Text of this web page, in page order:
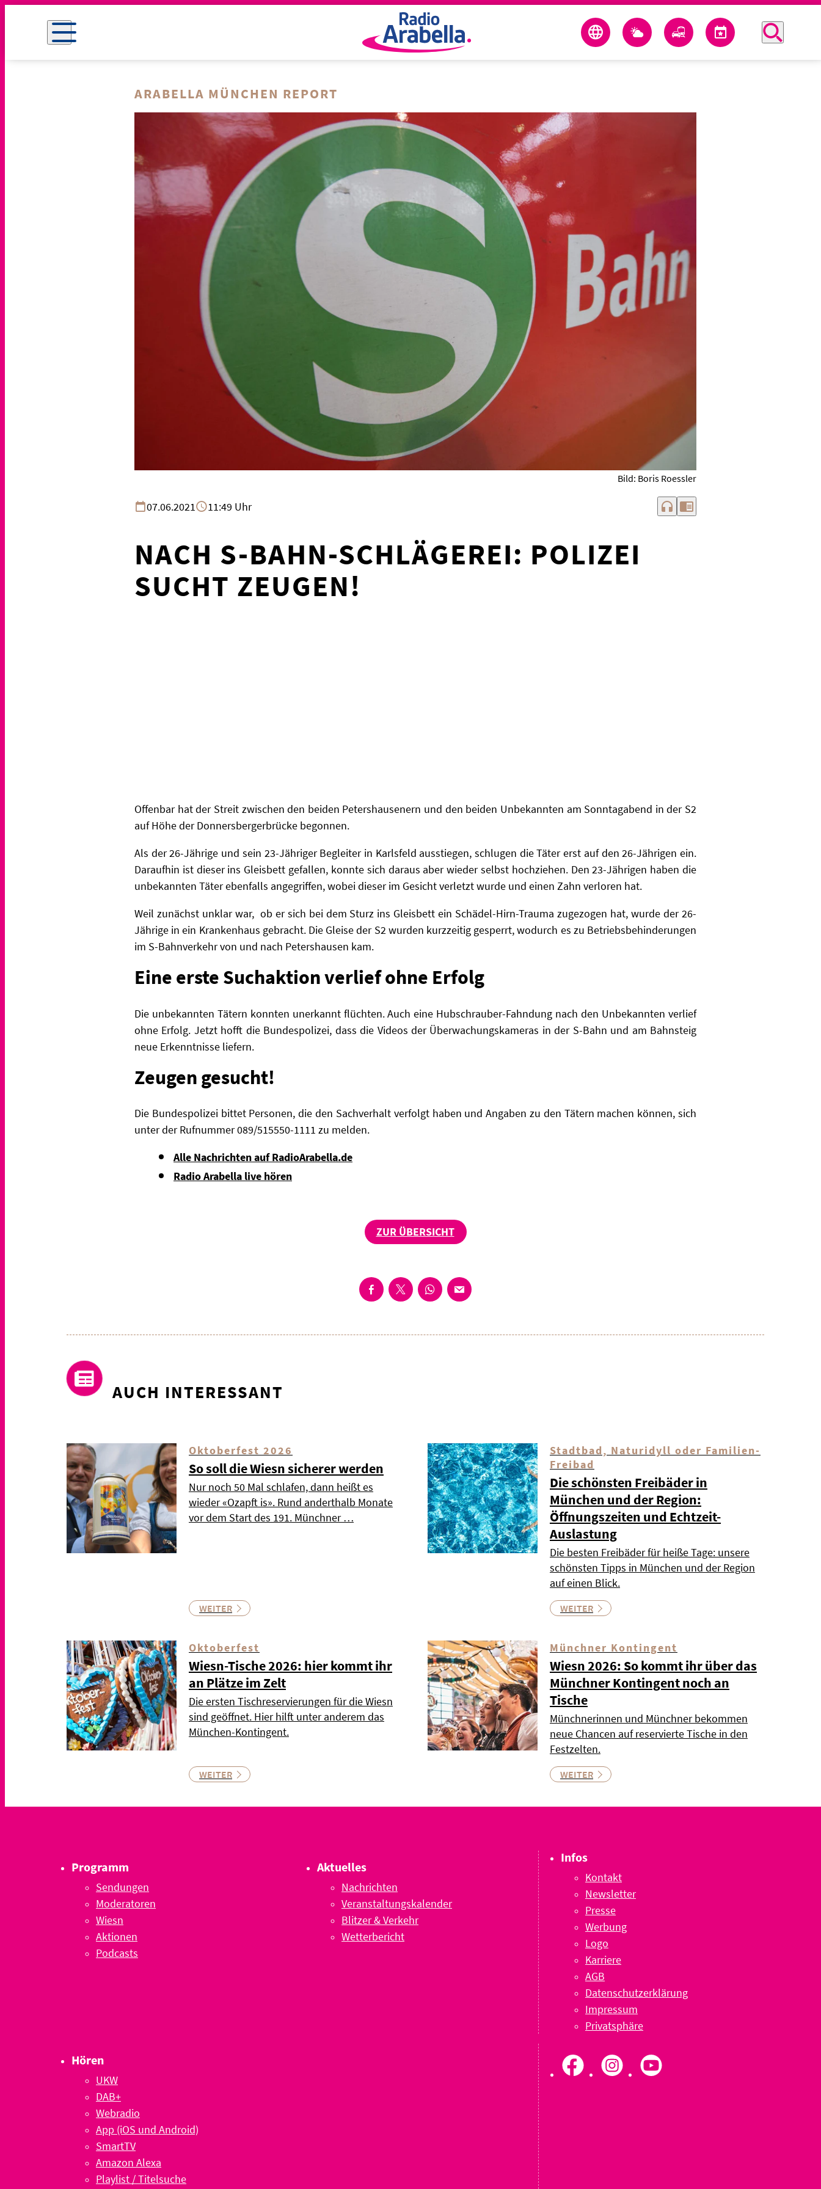
ARABELLA MÜNCHEN REPORT
Bild: Boris Roessler
07.06.2021 11:49 Uhr headphones chrome_reader_mode
NACH S-BAHN-SCHLÄGEREI: POLIZEI
SUCHT ZEUGEN!
Offenbar hat der Streit zwischen den beiden Petershausenern und den beiden Unbekannten am Sonntagabend in der S2
auf Höhe der Donnersbergerbrücke begonnen.
Als der 26-Jährige und sein 23-Jähriger Begleiter in Karlsfeld ausstiegen, schlugen die Täter erst auf den 26-Jährigen ein.
Daraufhin ist dieser ins Gleisbett gefallen, konnte sich daraus aber wieder selbst hochziehen. Den 23-Jährigen haben die
unbekannten Täter ebenfalls angegriffen, wobei dieser im Gesicht verletzt wurde und einen Zahn verloren hat.
Weil zunächst unklar war, ob er sich bei dem Sturz ins Gleisbett ein Schädel-Hirn-Trauma zugezogen hat, wurde der 26-
Jährige in ein Krankenhaus gebracht. Die Gleise der S2 wurden kurzzeitig gesperrt, wodurch es zu Betriebsbehinderungen
im S-Bahnverkehr von und nach Petershausen kam.
Eine erste Suchaktion verlief ohne Erfolg
Die unbekannten Tätern konnten unerkannt flüchten. Auch eine Hubschrauber-Fahndung nach den Unbekannten verlief
ohne Erfolg. Jetzt hofft die Bundespolizei, dass die Videos der Überwachungskameras in der S-Bahn und am Bahnsteig
neue Erkenntnisse liefern.
Zeugen gesucht!
Die Bundespolizei bittet Personen, die den Sachverhalt verfolgt haben und Angaben zu den Tätern machen können, sich
unter der Rufnummer 089/515550-1111 zu melden.
Alle Nachrichten auf RadioArabella.de
Radio Arabella live hören
ZUR ÜBERSICHT
AUCH INTERESSANT
Oktoberfest 2026
So soll die Wiesn sicherer werden
Nur noch 50 Mal schlafen, dann heißt es
wieder «Ozapft is». Rund anderthalb Monate
vor dem Start des 191. Münchner …
WEITER
Stadtbad, Naturidyll oder Familien-
Freibad
Die schönsten Freibäder in
München und der Region:
Öffnungszeiten und Echtzeit-
Auslastung
Die besten Freibäder für heiße Tage: unsere
schönsten Tipps in München und der Region
auf einen Blick.
WEITER
Oktoberfest
Wiesn-Tische 2026: hier kommt ihr
an Plätze im Zelt
Die ersten Tischreservierungen für die Wiesn
sind geöffnet. Hier hilft unter anderem das
München-Kontingent.
WEITER
Münchner Kontingent
Wiesn 2026: So kommt ihr über das
Münchner Kontingent noch an
Tische
Münchnerinnen und Münchner bekommen
neue Chancen auf reservierte Tische in den
Festzelten.
WEITER
Programm
Sendungen
Moderatoren
Wiesn
Aktionen
Podcasts
Aktuelles
Nachrichten
Veranstaltungskalender
Blitzer & Verkehr
Wetterbericht
Hören
UKW
DAB+
Webradio
App (iOS und Android)
SmartTV
Amazon Alexa
Playlist / Titelsuche
Infos
Kontakt
Newsletter
Presse
Werbung
Logo
Karriere
AGB
Datenschutzerklärung
Impressum
Privatsphäre